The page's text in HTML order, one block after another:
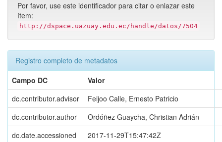
Por favor, use este identificador para citar o enlazar este
ítem:
http://dspace.uazuay.edu.ec/handle/datos/7504
Registro completo de metadatos
Campo DC
Valor
dc.contributor.advisor
Feijoo Calle, Ernesto Patricio
dc.contributor.author
Ordóñez Guaycha, Christian Adrián
dc.date.accessioned
2017-11-29T15:47:42Z